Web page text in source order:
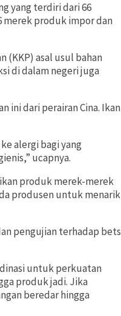
yang terdiri dari 66
merek produk impor dan
(KKP) asal usul bahan
di dalam negeri juga
ini dari perairan Cina. Ikan
alergi bagi yang
ucapnya.
produk merek-merek
produsen untuk menarik
pengujian terhadap bets
untuk perkuatan
produk jadi. Jika
beredar hingga